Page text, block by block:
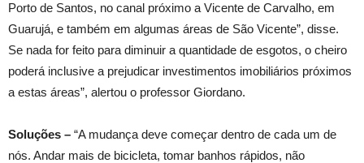
Porto de Santos, no canal próximo a Vicente de Carvalho, em
Guarujá, e também em algumas áreas de São Vicente”, disse.
Se nada for feito para diminuir a quantidade de esgotos, o cheiro
poderá inclusive a prejudicar investimentos imobiliários próximos
a estas áreas”, alertou o professor Giordano.
Soluções – “A mudança deve começar dentro de cada um de
nós. Andar mais de bicicleta, tomar banhos rápidos, não